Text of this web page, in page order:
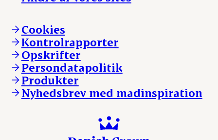
Øvrige henvendelser
Hvem er vi
Vores resultater
Vores lokationer
Kontakt
Andelsejere - kreatur
Danishcrownprofessional.com
DAT-Schaub.com
ESS-FOOD.com
Fonden Dansk Gastronomi
KLS.se
nordicspoor.com
Scanhide.dk
Cookies
Kontrolrapporter
Opskrifter
Persondatapolitik
Produkter
Nyhedsbrev med madinspiration